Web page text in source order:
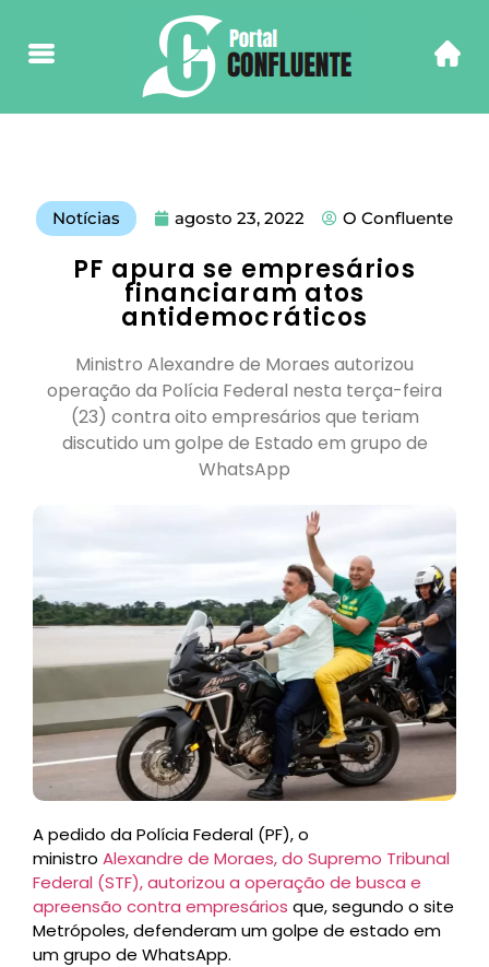
Notícias agosto 23, 2022 O Confluente
PF apura se empresários
financiaram atos
antidemocráticos
Ministro Alexandre de Moraes autorizou
operação da Polícia Federal nesta terça-feira
(23) contra oito empresários que teriam
discutido um golpe de Estado em grupo de
WhatsApp
A pedido da Polícia Federal (PF), o
ministro Alexandre de Moraes, do Supremo Tribunal
Federal (STF), autorizou a operação de busca e
apreensão contra empresários que, segundo o site
Metrópoles, defenderam um golpe de estado em
um grupo de WhatsApp.